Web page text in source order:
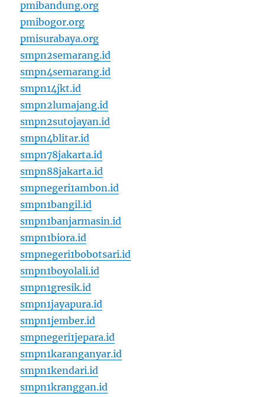
pmibandung.org
pmibogor.org
pmisurabaya.org
smpn2semarang.id
smpn4semarang.id
smpn14jkt.id
smpn2lumajang.id
smpn2sutojayan.id
smpn4blitar.id
smpn78jakarta.id
smpn88jakarta.id
smpnegeri1ambon.id
smpn1bangil.id
smpn1banjarmasin.id
smpn1biora.id
smpnegeri1bobotsari.id
smpn1boyolali.id
smpn1gresik.id
smpn1jayapura.id
smpn1jember.id
smpnegeri1jepara.id
smpn1karanganyar.id
smpn1kendari.id
smpn1kranggan.id